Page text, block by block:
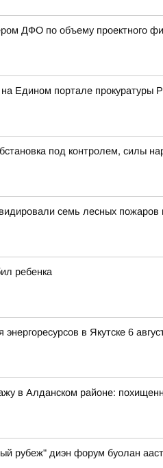
ДФО по объему проектного
на Едином портале прокуратуры
под контролем, силы
семь лесных
ребенка
в Якутске 6
в Алданском районе:
рубеж" диэн форум буолан